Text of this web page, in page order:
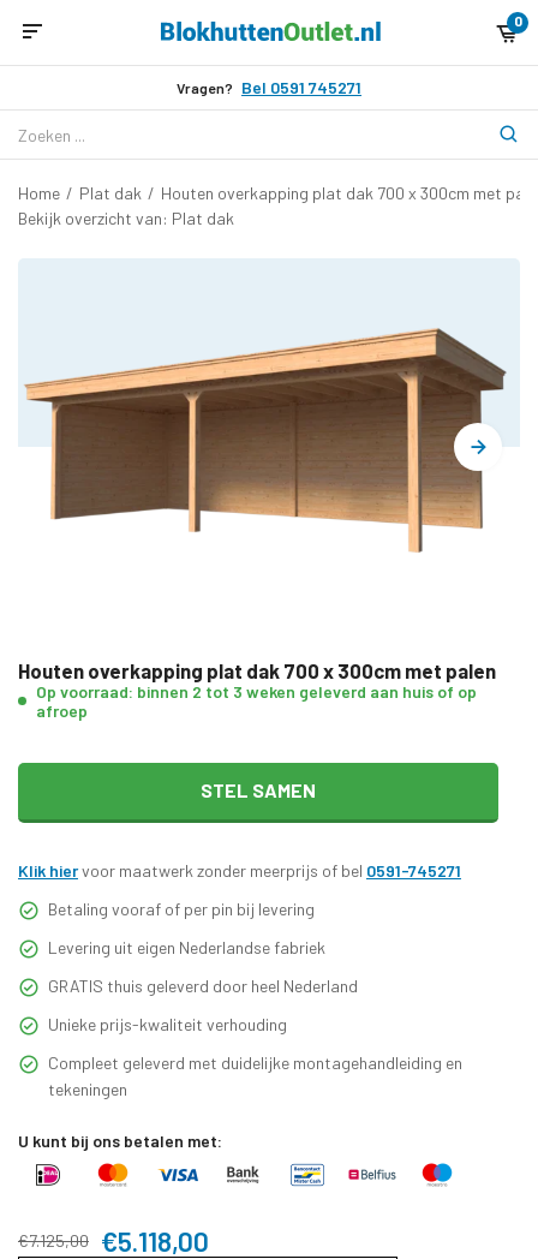
0
Vragen? Bel 0591 745271
Home / Plat dak / Houten overkapping plat dak 700 x 300cm met
Bekijk overzicht van: Plat dak
Houten overkapping plat dak 700 x 300cm met palen
Op voorraad: binnen 2 tot 3 weken geleverd aan huis of op
afroep
STEL SAMEN
Klik hiervoor maatwerk zonder meerprijs of bel 0591-745271
Betaling vooraf of per pin bij levering
Levering uit eigen Nederlandse fabriek
GRATIS thuis geleverd door heel Nederland
Unieke prijs-kwaliteit verhouding
Compleet geleverd met duidelijke montagehandleiding en
tekeningen
U kunt bij ons betalen met:
€7.125,00 €5.118,00